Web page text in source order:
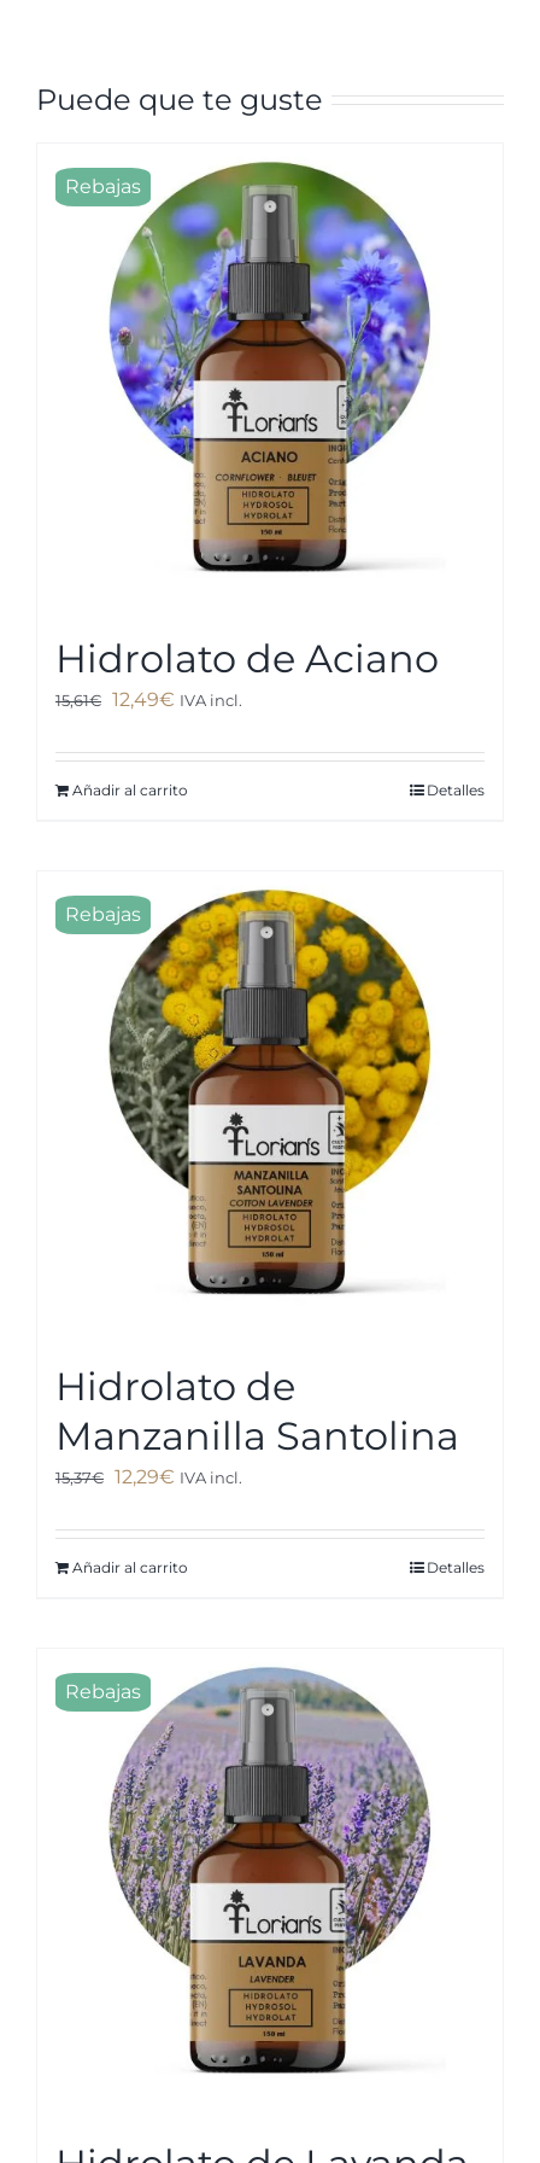
Puede que te guste
Rebajas
Hidrolato de Aciano
15,61€ El
original
era:
12,49€El
actual
es:
IVA incl.
Añadir al carrito Detalles
Rebajas
Hidrolato de
Manzanilla Santolina
15,37€ El
original
era:
12,29€El
actual
es:
IVA incl.
Añadir al carrito Detalles
Rebajas